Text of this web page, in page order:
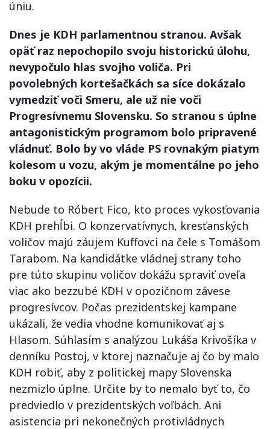
úniu.
Dnes je KDH parlamentnou stranou. Avšak
opäť raz nepochopilo svoju historickú úlohu,
nevypočulo hlas svojho voliča. Pri
povolebných kortešačkách sa síce dokázalo
vymedziť voči Smeru, ale už nie voči
Progresívnemu Slovensku. So stranou s úplne
antagonistickým programom bolo pripravené
vládnuť. Bolo by vo vláde PS rovnakým piatym
kolesom u vozu, akým je momentálne po jeho
boku v opozícii.
Nebude to Róbert Fico, kto proces vykosťovania
KDH prehĺbi. O konzervatívnych, kresťanských
voličov majú záujem Kuffovci na čele s Tomášom
Tarabom. Na kandidátke vládnej strany toho
pre túto skupinu voličov dokážu spraviť oveľa
viac ako bezzubé KDH v opozičnom závese
progresívcov. Počas prezidentskej kampane
ukázali, že vedia vhodne komunikovať aj s
Hlasom. Súhlasím s analýzou Lukáša Krivošíka v
denníku Postoj, v ktorej naznačuje aj čo by malo
KDH robiť, aby z politickej mapy Slovenska
nezmizlo úplne. Určite by to nemalo byť to, čo
predviedlo v prezidentských voľbách. Ani
asistencia pri nekonečných protivládnych